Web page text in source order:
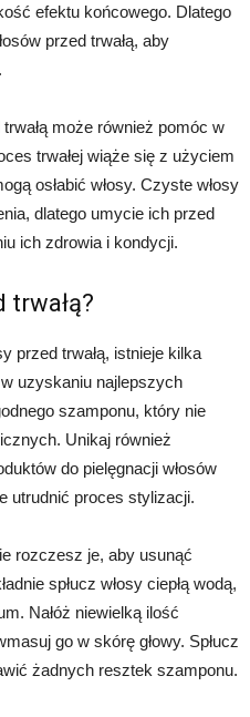
efektu końcowego. Dlatego
przed trwałą, aby
może również pomóc w
trwałej wiąże się z użyciem
osłabić włosy. Czyste włosy
dlatego umycie ich przed
ich zdrowia i kondycji.
trwałą?
przed trwałą, istnieje kilka
uzyskaniu najlepszych
szamponu, który nie
Unikaj również
do pielęgnacji włosów
utrudnić proces stylizacji.
rozczesz je, aby usunąć
spłucz włosy ciepłą wodą,
Nałóż niewielką ilość
go w skórę głowy. Spłucz
żadnych resztek szamponu.